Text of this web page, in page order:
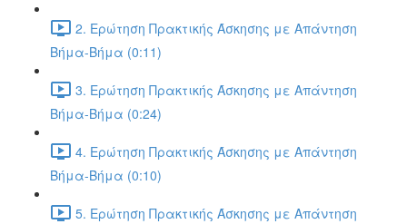
2. Ερώτηση Πρακτικής Άσκησης με Απάντηση
Βήμα-Βήμα (0:11)
3. Ερώτηση Πρακτικής Άσκησης με Απάντηση
Βήμα-Βήμα (0:24)
4. Ερώτηση Πρακτικής Άσκησης με Απάντηση
Βήμα-Βήμα (0:10)
5. Ερώτηση Πρακτικής Άσκησης με Απάντηση